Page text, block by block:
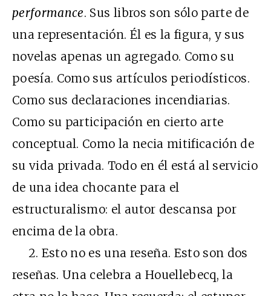
performance. Sus libros son sólo parte de
una representación. Él es la figura, y sus
novelas apenas un agregado. Como su
poesía. Como sus artículos periodísticos.
Como sus declaraciones incendiarias.
Como su participación en cierto arte
conceptual. Como la necia mitificación de
su vida privada. Todo en él está al servicio
de una idea chocante para el
estructuralismo: el autor descansa por
encima de la obra.
2. Esto no es una reseña. Esto son dos
reseñas. Una celebra a Houellebecq, la